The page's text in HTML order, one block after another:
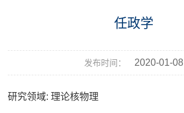
任政学
发布时间： 2020-01-08
研究领域: 理论核物理